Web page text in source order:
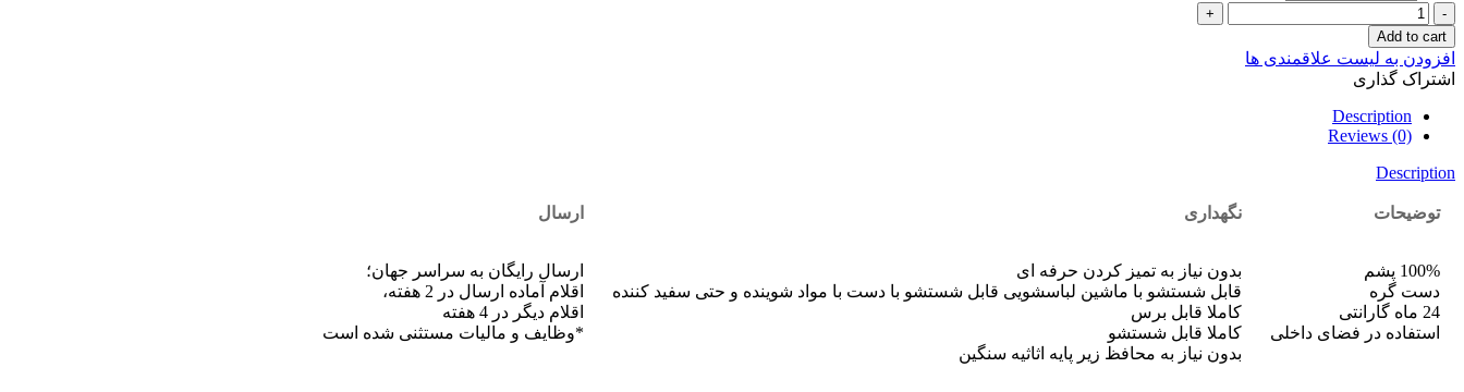
کد
1803
quantity
Add to cart
افزودن به لیست علاقمندی ها
اشتراک گذاری
Description
Reviews (0)
Description
توضیحات نگهداری ارسال
100% پشم
دست گره
24 ماه گارانتی
استفاده در فضای داخلی
بدون نیاز به تمیز کردن حرفه ای
قابل شستشو با ماشین لباسشویی قابل شستشو با دست با مواد شوینده و حتی سفید کننده
کاملا قابل برس
کاملا قابل شستشو
بدون نیاز به محافظ زیر پایه اثاثیه سنگین
ارسال رایگان به سراسر جهان؛
اقلام آماده ارسال در 2 هفته،
اقلام دیگر در 4 هفته
*وظایف و مالیات مستثنی شده است